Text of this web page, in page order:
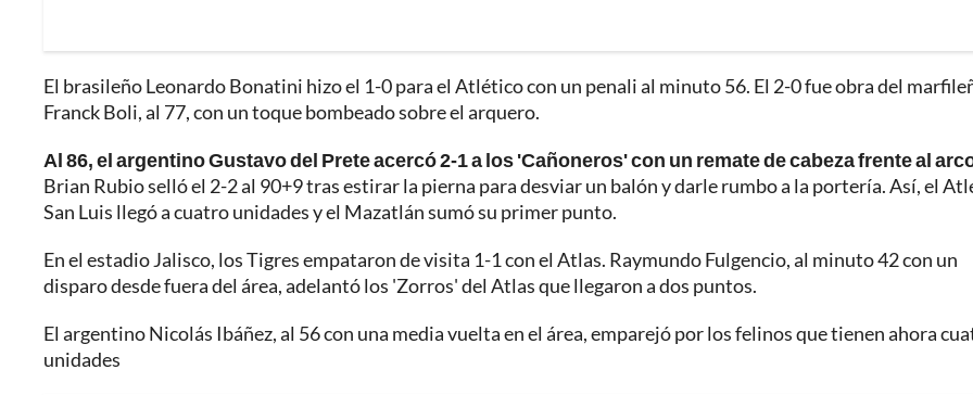
El brasileño Leonardo Bonatini hizo el 1-0 para el Atlético con un penali al minuto 56. El 2-0 fue obra del
Franck Boli, al 77, con un toque bombeado sobre el arquero.
Al 86, el argentino Gustavo del Prete acercó 2-1 a los 'Cañoneros' con un remate de cabeza frente al
Brian Rubio selló el 2-2 al 90+9 tras estirar la pierna para desviar un balón y darle rumbo a la portería. Así, el
San Luis llegó a cuatro unidades y el Mazatlán sumó su primer punto.
En el estadio Jalisco, los Tigres empataron de visita 1-1 con el Atlas. Raymundo Fulgencio, al minuto 42 con un
disparo desde fuera del área, adelantó los 'Zorros' del Atlas que llegaron a dos puntos.
El argentino Nicolás Ibáñez, al 56 con una media vuelta en el área, emparejó por los felinos que tienen ahora
unidades